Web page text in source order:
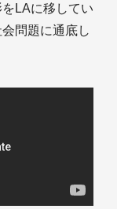
LAに移してい
問題に通底し